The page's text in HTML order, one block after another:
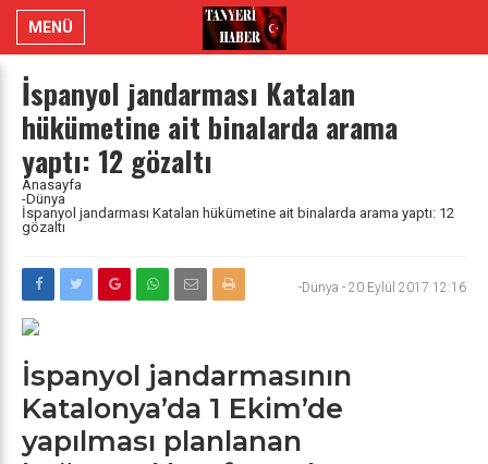
MENÜ
İspanyol jandarması Katalan
hükümetine ait binalarda arama
yaptı: 12 gözaltı
Anasayfa
-Dünya
İspanyol jandarması Katalan hükümetine ait binalarda arama yaptı: 12
gözaltı
-Dünya - 20 Eylül 2017 12:16
İspanyol jandarmasının
Katalonya’da 1 Ekim’de
yapılması planlanan